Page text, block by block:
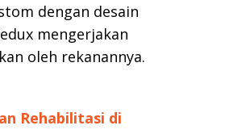
dengan desain
mengerjakan
oleh rekanannya.
Rehabilitasi di